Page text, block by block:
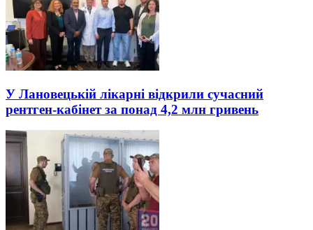
У Лановецькій лікарні відкрили сучасний
рентген-кабінет за понад 4,2 млн гривень